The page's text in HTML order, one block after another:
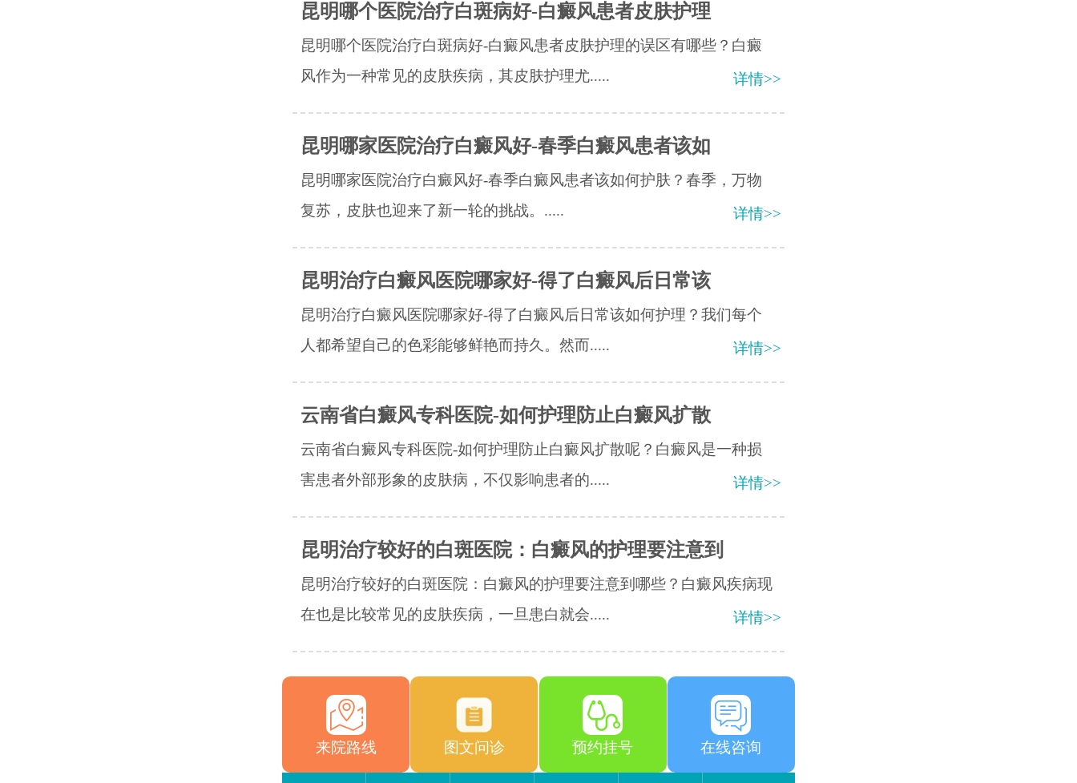
昆明哪个医院治疗白斑病好-白癜风患者皮肤护理
昆明哪个医院治疗白斑病好-白癜风患者皮肤护理的误区有哪些？白癜
风作为一种常见的皮肤疾病，其皮肤护理尤.....
详情>>
昆明哪家医院治疗白癜风好-春季白癜风患者该如
昆明哪家医院治疗白癜风好-春季白癜风患者该如何护肤？​春季，万物
复苏，皮肤也迎来了新一轮的挑战。.....
详情>>
昆明治疗白癜风医院哪家好-得了白癜风后日常该
昆明治疗白癜风医院哪家好-得了白癜风后日常该如何护理？我们每个
人都希望自己的色彩能够鲜艳而持久。然而.....
详情>>
云南省白癜风专科医院-如何护理防止白癜风扩散
云南省白癜风专科医院-如何护理防止白癜风扩散呢？白癜风是一种损
害患者外部形象的皮肤病，不仅影响患者的.....
详情>>
昆明治疗较好的白斑医院：白癜风的护理要注意到
昆明治疗较好的白斑医院：白癜风的护理要注意到哪些？白癜风疾病现
在也是比较常见的皮肤疾病，一旦患白就会.....
详情>>
来院路线 图文问诊 预约挂号 在线咨询